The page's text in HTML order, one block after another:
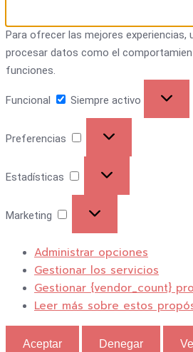
Para ofrecer las mejores
procesar datos como el
funciones.
Funcional Siempre activo
Preferencias
Estadísticas
Marketing
Administrar opciones
Gestionar los servicios
Gestionar {vendor_count}
Leer más sobre estos
Aceptar Denegar